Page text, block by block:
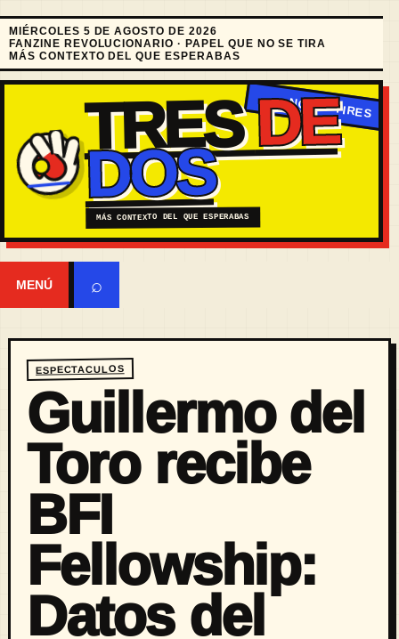
MIÉRCOLES 5 DE AGOSTO DE 2026
FANZINE REVOLUCIONARIO · PAPEL QUE NO SE TIRA
MÁS CONTEXTO DEL QUE ESPERABAS
TRESDE
DOS
MÁS CONTEXTO DEL QUE ESPERABAS
MENÚ ⌕
ESPECTACULOS
Guillermo del
Toro recibe
BFI
Fellowship:
Datos del